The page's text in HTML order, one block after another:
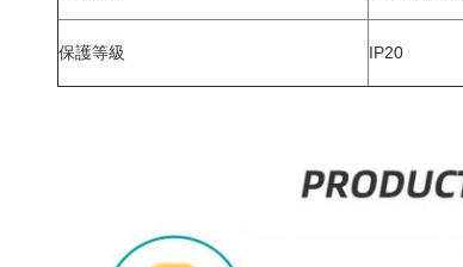
保護等級 IP20